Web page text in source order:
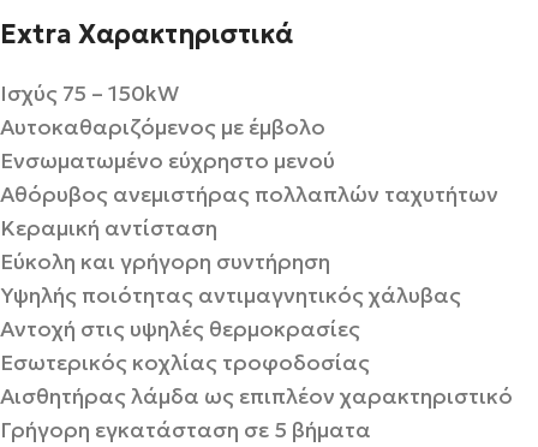
Extra Χαρακτηριστικά
Ισχύς 75 – 150kW
Αυτοκαθαριζόμενος με έμβολο
Ενσωματωμένο εύχρηστο μενού
Αθόρυβος ανεμιστήρας πολλαπλών ταχυτήτων
Κεραμική αντίσταση
Εύκολη και γρήγορη συντήρηση
Υψηλής ποιότητας αντιμαγνητικός χάλυβας
Αντοχή στις υψηλές θερμοκρασίες
Εσωτερικός κοχλίας τροφοδοσίας
Αισθητήρας λάμδα ως επιπλέον χαρακτηριστικό
Γρήγορη εγκατάσταση σε 5 βήματα